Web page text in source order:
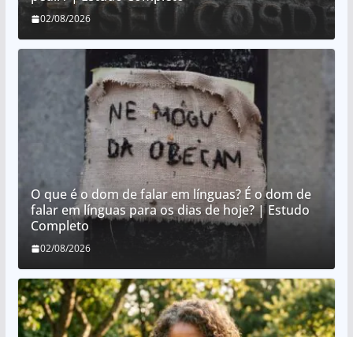
02/08/2026
O que é o dom de falar em línguas? É o dom de
falar em línguas para os dias de hoje? | Estudo
Completo
02/08/2026